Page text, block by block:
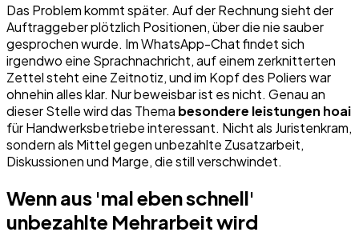
Das Problem kommt später. Auf der Rechnung sieht der
Auftraggeber plötzlich Positionen, über die nie sauber
gesprochen wurde. Im WhatsApp-Chat findet sich
irgendwo eine Sprachnachricht, auf einem zerknitterten
Zettel steht eine Zeitnotiz, und im Kopf des Poliers war
ohnehin alles klar. Nur beweisbar ist es nicht. Genau an
dieser Stelle wird das Thema besondere leistungen hoai
für Handwerksbetriebe interessant. Nicht als Juristenkram,
sondern als Mittel gegen unbezahlte Zusatzarbeit,
Diskussionen und Marge, die still verschwindet.
Wenn aus 'mal eben schnell'
unbezahlte Mehrarbeit wird